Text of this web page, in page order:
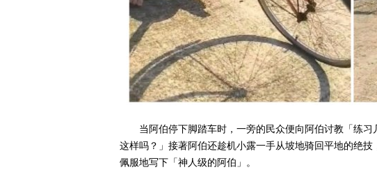
当阿伯停下脚踏车时，一旁的民众便向阿伯讨教「练
这样吗？」接著阿伯还趁机小露一手从坡地骑回平地的绝
佩服地写下「神人级的阿伯」。